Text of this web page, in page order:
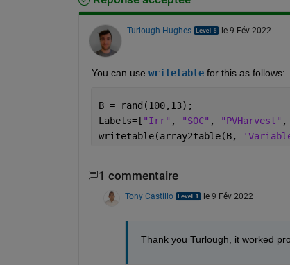
Turlough Hughes le 9 Fév 2022
You can use writetable for this as follows:
B = rand(100,13);
Labels=[ "Irr" , "SOC" , "PVHarvest" ,
writetable(array2table(B,
1 commentaire
Tony Castillo le 9 Fév 2022
Thank you Turlough, it worked